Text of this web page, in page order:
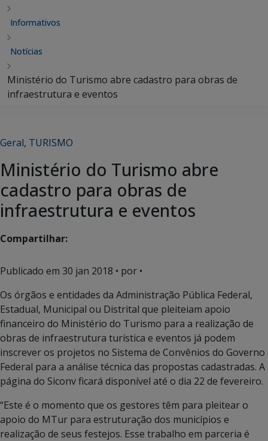
Informativos
Notícias
Ministério do Turismo abre cadastro para obras de
infraestrutura e eventos
Geral, TURISMO
Ministério do Turismo abre
cadastro para obras de
infraestrutura e eventos
Compartilhar:
Publicado em 30 jan 2018 • por •
Os órgãos e entidades da Administração Pública Federal,
Estadual, Municipal ou Distrital que pleiteiam apoio
financeiro do Ministério do Turismo para a realização de
obras de infraestrutura turística e eventos já podem
inscrever os projetos no Sistema de Convênios do Governo
Federal para a análise técnica das propostas cadastradas. A
página do Siconv ficará disponível até o dia 22 de fevereiro.
“Este é o momento que os gestores têm para pleitear o
apoio do MTur para estruturação dos municípios e
realização de seus festejos. Esse trabalho em parceria é